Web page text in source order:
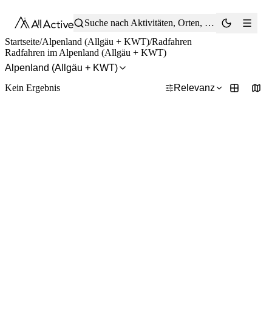
®
Suche nach Aktivitäten, Orten, Tipps …
Startseite/Alpenland (Allgäu + KWT)/Radfahren
Radfahren im Alpenland (Allgäu + KWT)
Alpenland (Allgäu + KWT)
Kein Ergebnis
Relevanz